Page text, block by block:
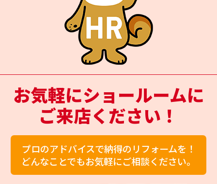
お気軽にショールームに
ご来店ください！
プロのアドバイスで納得のリフォームを！
どんなことでもお気軽にご相談ください。